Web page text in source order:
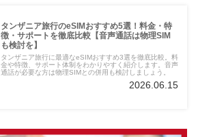
タンザニア旅行のeSIMおすすめ5選！料金・特
徴・サポートを徹底比較【音声通話は物理SIM
も検討を】
タンザニア旅行に最適なeSIMおすすめ3選を徹底比較。料
金や特徴、サポート体制をわかりやすく紹介します。音声
通話が必要な方は物理SIMとの併用も検討しましょう。
2026.06.15